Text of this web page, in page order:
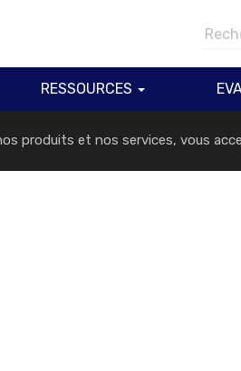
RESSOURCES
Politique de confidentialité
produits et nos services, vous